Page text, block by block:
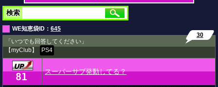
検索
WE知恵袋ID： 645
「いつでも回答してください」
【myClub】
PS4
30
★ 81 スーパーサブ発動してる？